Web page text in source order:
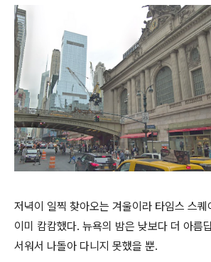
저녁이 일찍 찾아오는 겨울이라 타임스 스
이미 캄캄했다. 뉴욕의 밤은 낮보다 더 아름
서워서 나돌아 다니지 못했을 뿐.